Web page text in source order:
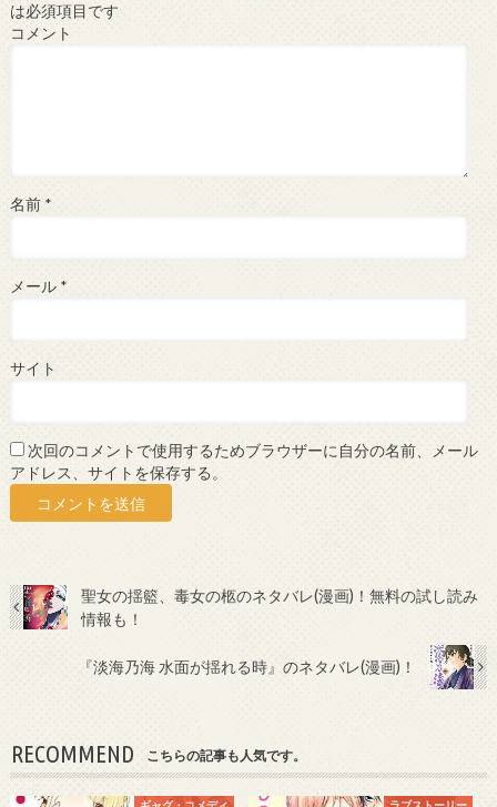
は必須項目です
コメント
名前 *
メール *
サイト
次回のコメントで使用するためブラウザーに自分の名前、メール
アドレス、サイトを保存する。
聖女の揺籃、毒女の柩のネタバレ(漫画)！無料の試し読み
情報も！
『淡海乃海 水面が揺れる時』のネタバレ(漫画)！
RECOMMEND こちらの記事も人気です。
ギャグ・コメディ ラブストーリー